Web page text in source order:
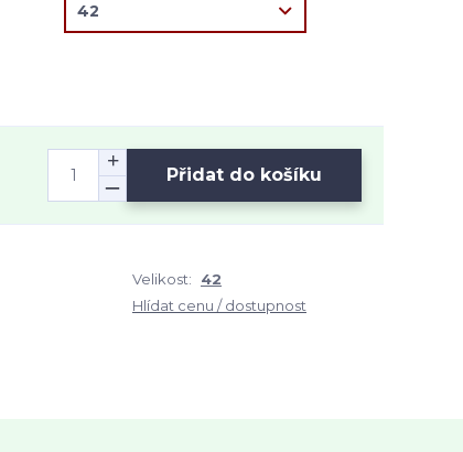
Přidat do košíku
Velikost:
42
Hlídat cenu / dostupnost